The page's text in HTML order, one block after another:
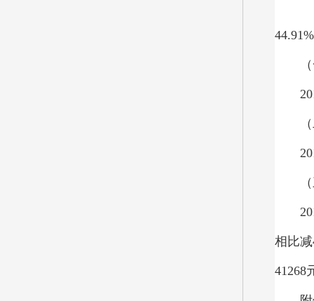
44.91
相比减
41268